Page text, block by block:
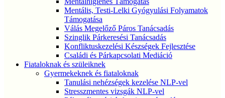
Mentális, Testi-Lelki Gyógyulási Folyamatok
Támogatása
Válás Megelőző Páros Tanácsadás
Szinglik Párkeresési Tanácsadás
Konfliktuskezelési Készségek Fejlesztése
Családi és Párkapcsolati Mediáció
Fiataloknak és szüleiknek
Gyermekeknek és fiataloknak
Tanulási nehézségek kezelése NLP-vel
Stresszmentes vizsgák NLP-vel